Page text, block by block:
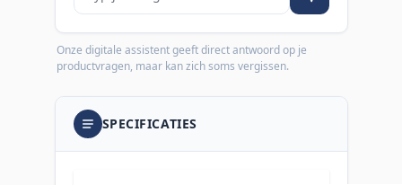
Onze digitale assistent geeft direct antwoord op je
productvragen, maar kan zich soms vergissen.
SPECIFICATIES